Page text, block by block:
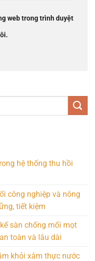
web trong trình duyệt
hệ thống thu hồi
công nghiệp và nông
tiết kiệm
sàn chống mối mọt
toàn và lâu dài
khỏi xâm thực nước